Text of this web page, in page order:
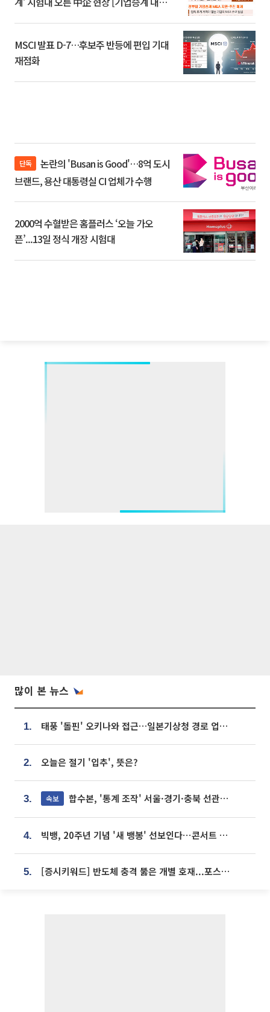
MSCI 발표 D-7…후보주 반등에 편입 기대
재점화
단독
브랜드, 용산 대통령실 CI 업체가 수행
2000억 수혈받은 홈플러스 ‘오늘 가오
픈’...13일 정식 개장 시험대
많이 본 뉴스
1. 태풍 '돌핀' 오키나와 접근…일본기상청 경로 업데이트
2. 오늘은 절기 '입추', 뜻은?
3. 속보 합수본, '통계 조작' 서울·경기·충북 선관위 등 추가 압수수색
4. 빅뱅, 20주년 기념 '새 뱅봉' 선보인다⋯콘서트 앞두고 팝업 개최
5. [증시키워드] 반도체 충격 뚫은 개별 호재...포스코퓨처엠·에코프로·한화솔루션 '눈길'